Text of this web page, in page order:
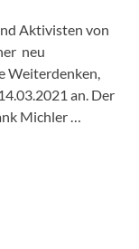
Aktivisten von
neu
Weiterdenken,
an. Der
Michler …